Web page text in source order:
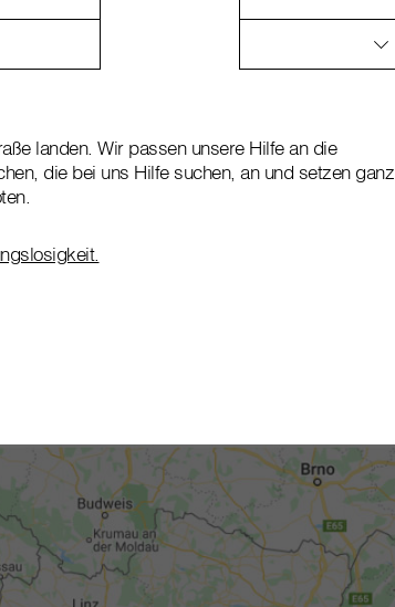
landen. Wir passen unsere Hilfe an die
die bei uns Hilfe suchen, an und setzen ganz